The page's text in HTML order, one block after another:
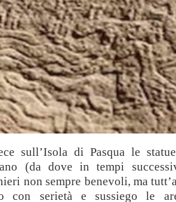
sull’Isola di Pasqua le
(da dove in tempi
non sempre benevoli, ma
con serietà e sussiego le